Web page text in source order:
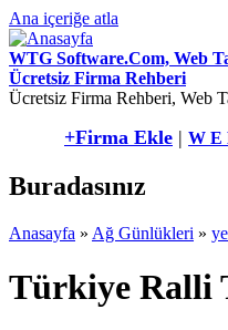
Ana içeriğe atla
WTG Software.Com, Web
Ücretsiz Firma Rehberi
Ücretsiz Firma Rehberi, Web
+Firma Ekle | W E
Buradasınız
Anasayfa » Ağ Günlükleri »
Türkiye Ralli